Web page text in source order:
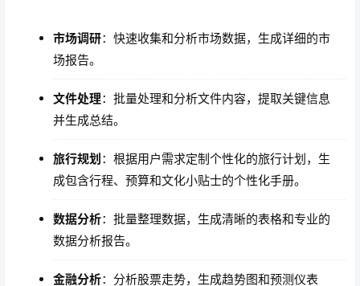
市场调研：快速收集和分析市场数据，生成详细的市
场报告。
文件处理：批量处理和分析文件内容，提取关键信息
并生成总结。
旅行规划：根据用户需求定制个性化的旅行计划，生
成包含行程、预算和文化小贴士的个性化手册。
数据分析：批量整理数据，生成清晰的表格和专业的
数据分析报告。
金融分析：分析股票走势，生成趋势图和预测仪表